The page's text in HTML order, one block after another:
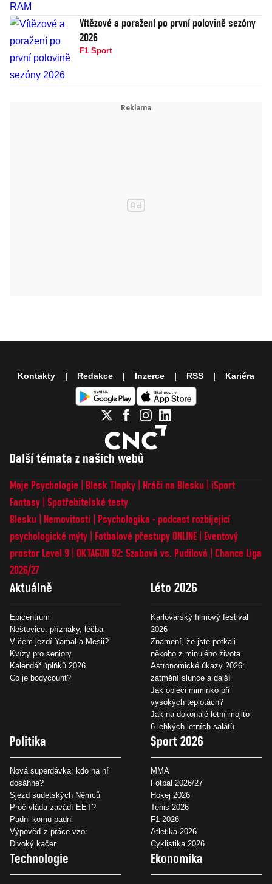
Vítězové a poražení po první polovině sezóny
2026
F1 Sport
Další témata z našich webů
Moje Psychologie Blesk Tlapky Hráči na Blesku
iSport
Fantasy Spotřebitelské testy
Blesku
Nemovitosti
Psychologika - podcast rozbíjející
psychologické mýty
Fotbalové přestupy ONLINE
Eventový
prostor Level 9 OKTAGON 92: Szabová vs. Pudilová
Chance Liga
2026/27
Aktuálně
Epicentrum
Neštovice: příznaky, léčba
V čem jezdí Yamal a Mesii?
Kvízy pro seniory
Kalendář úplňků 2026
Co je bodycount?
Léto 2026
Karlovarský filmový festival
2026
Znamení, že jste potkali
někoho z minulého života
Astronomické úkazy 2026:
zatmění slunce a další
Jak obléci miminko při
vysokých teplotách?
Jak na dokonalé letní mojito
6 lehkých letních salátů
Politika
Nová superdávka: kdo na ní
dosáhne?
Sjezd sudetských Němců
Proč vláda zavádí EET?
Padni komu padni
Výpověď z práce vzor
Divoký kačer
Sport 2026
MMA
Fotbal 2026/27
Hokej 2026
Tenis 2026
F1 2026
Atletika 2026
Cyklistika 2026
Technologie Ekonomika
Kontakty Redakce Inzerce RSS Kariéra